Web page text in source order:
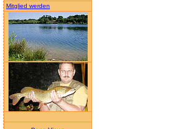
Mitglied werden